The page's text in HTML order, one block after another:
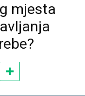
mjesta